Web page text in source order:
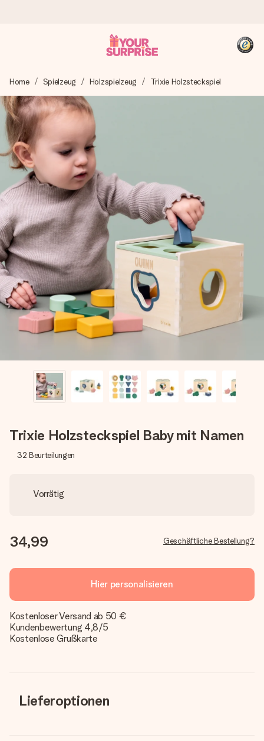
Wir bereiten dein Geschenk sorgfältig vor und schicken es
blitzschnell – damit du es genau zum richtigen Zeitpunkt
überreichen kannst, wenn es am meisten zählt.
4,8 (basierend auf +15.000 Bewertungen)
Unsere Geschenke begeistern. Kunden bewerten uns mit
4,8 bei Google Reviews (Gesamtergebnis aller Länder, in
die wir versenden).
+49 39292 929695
Montag - Freitag : 8:30 - 17:00 Uhr
Samstag - Sonntag : 8:30 - 13:00 Uhr
Home Spielzeug Holzspielzeug Trixie Holzsteckspiel
Trixie Holzsteckspiel Baby mit Namen
32 Beurteilungen
Vorrätig
34,99 Geschäftliche Bestellung?
Hier personalisieren
Kostenloser Versand ab 50 €
Kundenbewertung 4,8/5
Kostenlose Grußkarte
Lieferoptionen